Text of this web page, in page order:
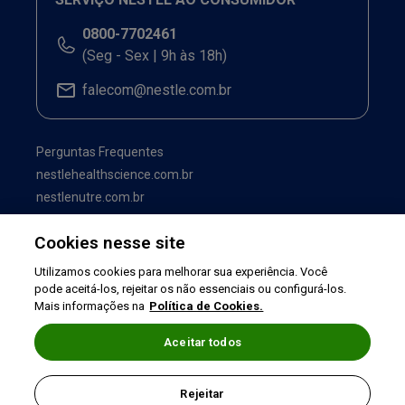
0800-7702461
(Seg - Sex | 9h às 18h)
falecom@nestle.com.br
Perguntas Frequentes
nestlehealthscience.com.br
nestlenutre.com.br
Política de Privacidade
Cookies nesse site
Utilizamos cookies para melhorar sua experiência. Você
pode aceitá-los, rejeitar os não essenciais ou configurá-los.
Mais informações na Política de Cookies.
Rejeitar
Aceitar todos